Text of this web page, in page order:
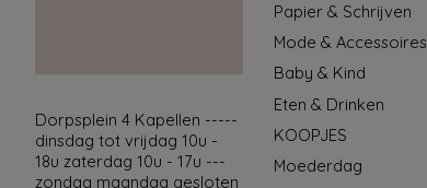
Dorpsplein 4 Kapellen -----
dinsdag tot vrijdag 10u -
18u zaterdag 10u - 17u ---
zondag maandag gesloten
Papier & Schrijven
Mode & Accessoires
Baby & Kind
Eten & Drinken
KOOPJES
Moederdag